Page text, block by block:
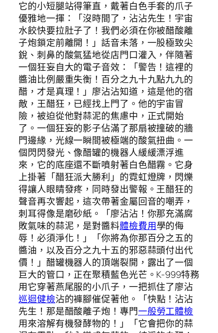
它的小短腿站得筆直，戴著白色手套的爪子
優雅地一揮：「沒時間了，沾沾先生！宇宙
水餃快要拉肚子了！我們必須在你被醋酸離
子炮鎖定前離開！」話音未落，一股極致尖
銳、刺鼻的酸氣猛地從店門口灌入，伴隨著
一個狂妄自大的電子音效：「警告！這裡的
醬油比例嚴重失衡！百分之九十九點九九的
醋，才是真理！」廖沾沾知道，這是他的宿
敵，王醋狂，已經找上門了。他的宇宙冒
險，被迫從他對蒜泥的焦慮中，正式開始
了。一個狂妄的影子佔滿了那扇被撞破的牆
門邊緣，光線一瞬間被極端的酸氣扭曲。一
個閃閃發光、像醋罐的機器人緩緩漂浮進
來，它的底座還不斷噴射著白色醋霧。它身
上掛著「醋狂派大勝利」的霓虹燈牌，閃爍
得讓人眼睛發疼，同時發出警報。王醋狂的
聲音再次響起，這次帶著金屬回音的嘲弄，
刺耳得像是磨砂紙。「廖沾沾！你那充滿腐
敗氣味的蒜泥，是對醬料體檢費用學的侮
辱！必須淨化！」「你將為你那百分之五的
醬油，以及百分之九十五的邪惡蒜頭付出代
價！」醋罐機器人的頂端裂開，露出了一個
巨大的管口，正在聚積藍色光芒。K-999特務
用它穿著燕尾服的小爪子，一把抓住了廖沾
巡迴健檢沾的褲腳催促著他。「快點！沾沾
先生！那是醋酸離子炮！專門一般勞工體檢
用來溶解有機發酵物的！」「它會把你的蒜